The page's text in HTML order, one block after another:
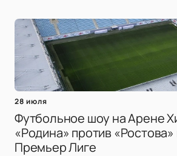
28 июля
Футбольное шоу на Арене
«Родина» против
Премьер Лиге